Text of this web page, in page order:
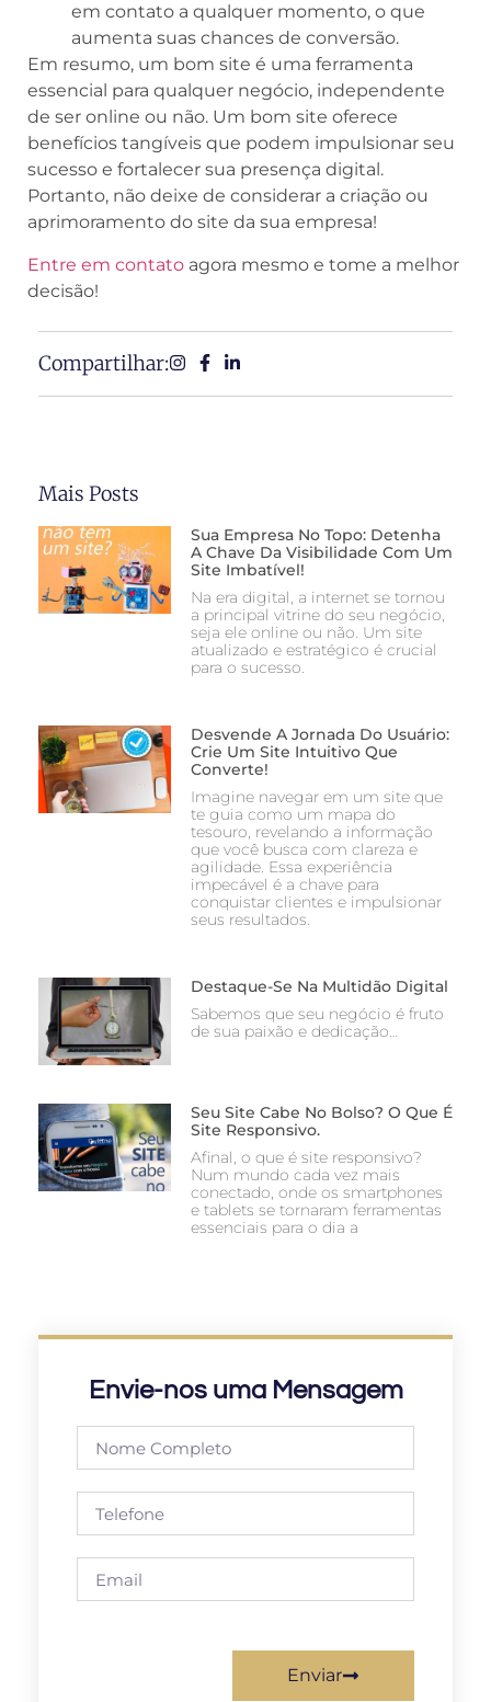
em contato a qualquer momento, o que
aumenta suas chances de conversão.
Em resumo, um bom site é uma ferramenta
essencial para qualquer negócio, independente
de ser online ou não. Um bom site oferece
benefícios tangíveis que podem impulsionar seu
sucesso e fortalecer sua presença digital.
Portanto, não deixe de considerar a criação ou
aprimoramento do site da sua empresa!
Entre em contato agora mesmo e tome a melhor
decisão!
Compartilhar:
Mais Posts
Sua Empresa No Topo: Detenha
A Chave Da Visibilidade Com Um
Site Imbatível!
Na era digital, a internet se tornou
a principal vitrine do seu negócio,
seja ele online ou não. Um site
atualizado e estratégico é crucial
para o sucesso.
Desvende A Jornada Do Usuário:
Crie Um Site Intuitivo Que
Converte!
Imagine navegar em um site que
te guia como um mapa do
tesouro, revelando a informação
que você busca com clareza e
agilidade. Essa experiência
impecável é a chave para
conquistar clientes e impulsionar
seus resultados.
Destaque-Se Na Multidão Digital
Sabemos que seu negócio é fruto
de sua paixão e dedicação…
Seu Site Cabe No Bolso? O Que É
Site Responsivo.
Afinal, o que é site responsivo?
Num mundo cada vez mais
conectado, onde os smartphones
e tablets se tornaram ferramentas
essenciais para o dia a
Envie-nos uma Mensagem
Enviar